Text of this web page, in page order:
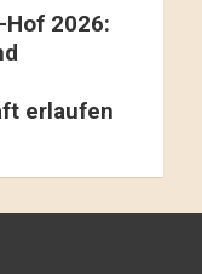
2026:
erlaufen